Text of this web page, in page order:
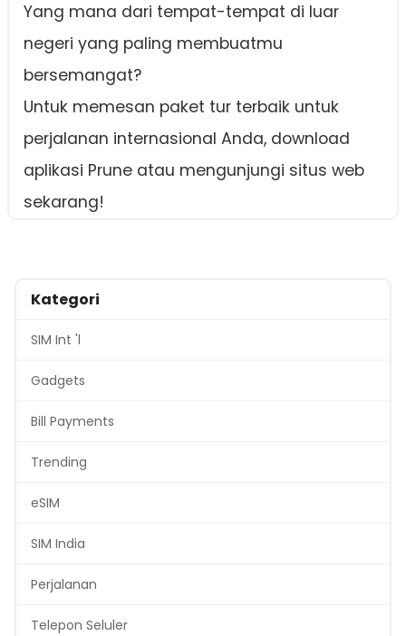
Yang mana dari tempat-tempat di luar
negeri yang paling membuatmu
bersemangat?
Untuk memesan paket tur terbaik untuk
perjalanan internasional Anda, download
aplikasi Prune atau mengunjungi situs web
sekarang!
Kategori
SIM Int 'l
Gadgets
Bill Payments
Trending
eSIM
SIM India
Perjalanan
Telepon Seluler